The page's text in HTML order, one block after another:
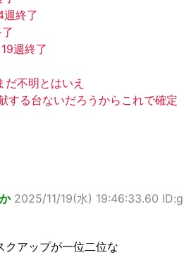
終了
週終了
不明とはいえ
する台ないだろうからこれで確定
2025/11/19(水) 19:46:33.60
クアップが一位二位な